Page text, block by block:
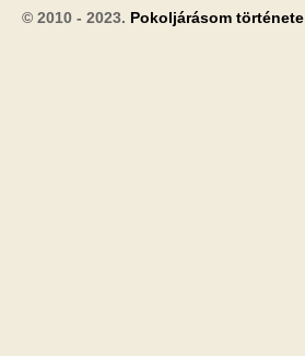
© 2010 - 2023. Pokoljárásom története